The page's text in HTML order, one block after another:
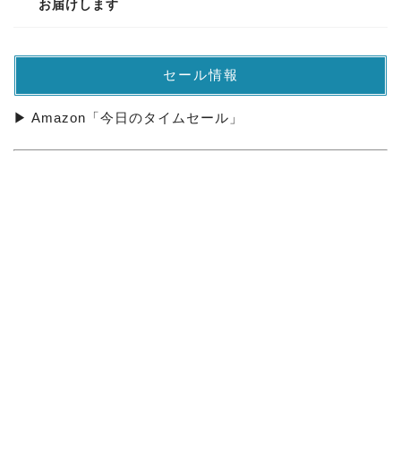
お届けします
セール情報
▶ Amazon「今日のタイムセール」